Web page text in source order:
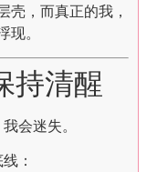
壳，而真正的我，
现。
持清醒
会迷失。
：